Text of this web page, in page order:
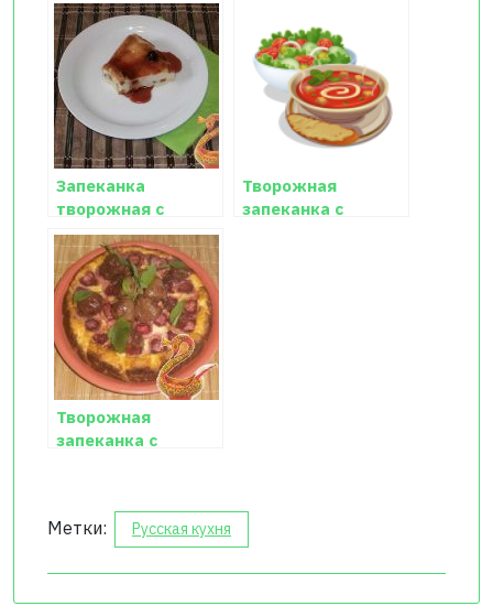
Запеканка
творожная с
изюмом рецепт с
фото
Творожная
запеканка с
Творожная
запеканка с
Метки: Русская кухня